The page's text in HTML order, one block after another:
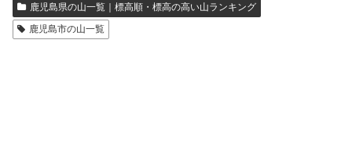
鹿児島県の山一覧｜標高順・標高の高い山ランキング
鹿児島市の山一覧